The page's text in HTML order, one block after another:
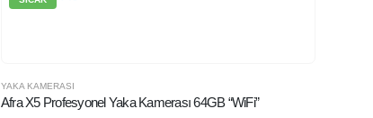
YAKA KAMERASI
Afra X5 Profesyonel Yaka Kamerası 64GB “WiFi”